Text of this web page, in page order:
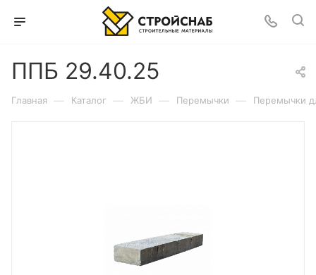
ППБ 29.40.25
Главная — Каталог — ЖБИ — Перемычки — Перемычки